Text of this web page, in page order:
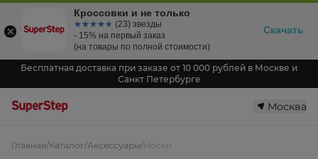
Бесплатная доставка при заказе от 10 000 рублей в Москве и
Санкт Петербурге
Москва
Главная/Каталог/Аксессуары/Носки
Кроссовки и не только
☆☆☆☆☆
★★★★★ (23) звезды
- 15% на первый заказ
(на товары по полной стоимости)
Скачать